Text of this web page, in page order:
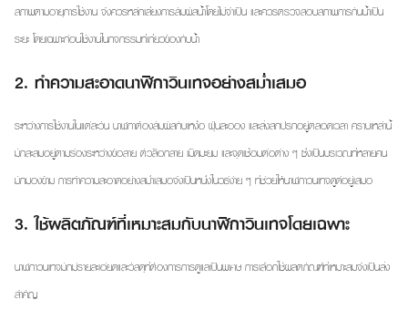
สภาพตามอายุการใช้งาน จึงควรหลีกเลี่ยงการสัมผัสน้ำโดยไม่จำเป็น และควรตรวจสอบสภาพการกันน้ำเป็น
ระยะ โดยเฉพาะก่อนใช้งานในกิจกรรมที่เกี่ยวข้องกับน้ำ
2. ทำความสะอาดนาฬิกาวินเทจอย่างสม่ำเสมอ
ระหว่างการใช้งานในแต่ละวัน นาฬิกาต้องสัมผัสกับเหงื่อ ฝุ่นละออง และสิ่งสกปรกอยู่ตลอดเวลา คราบเหล่านี้
มักสะสมอยู่ตามร่องระหว่างข้อสาย ตัวล็อกสาย เม็ดมะยม และจุดเชื่อมต่อต่าง ๆ ซึ่งเป็นบริเวณที่หลายคน
มักมองข้าม การทำความสะอาดอย่างสม่ำเสมอจึงเป็นหนึ่งในวิธีง่าย ๆ ที่ช่วยให้นาฬิกาวินเทจดูดีอยู่เสมอ
3. ใช้ผลิตภัณฑ์ที่เหมาะสมกับนาฬิกาวินเทจโดยเฉพาะ
นาฬิกาวินเทจมักมีรายละเอียดและวัสดุที่ต้องการการดูแลเป็นพิเศษ การเลือกใช้ผลิตภัณฑ์ที่เหมาะสมจึงเป็นสิ่ง
สำคัญ